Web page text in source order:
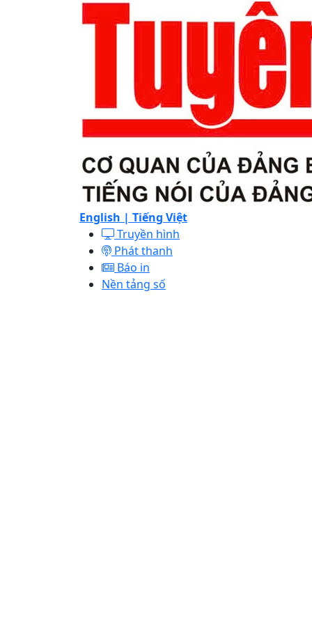
English | Tiếng Việt
Truyền hình
Phát thanh
Báo in
Nền tảng số